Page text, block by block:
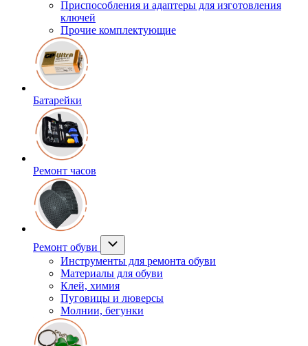
Приспособления и адаптеры для изготовления
ключей
Прочие комплектующие
Батарейки
Ремонт часов
Ремонт обуви
Инструменты для ремонта обуви
Материалы для обуви
Клей, химия
Пуговицы и люверсы
Молнии, бегунки